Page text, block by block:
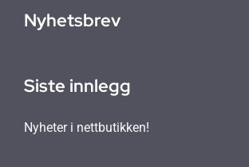
Nyhetsbrev
Siste innlegg
Nyheter i nettbutikken!